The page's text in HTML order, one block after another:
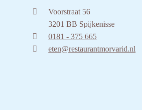
Voorstraat 56
3201 BB Spijkenisse
0181 - 375 665
eten@restaurantmorvarid.nl